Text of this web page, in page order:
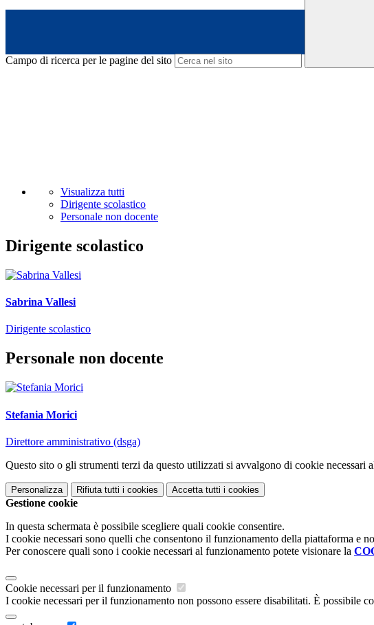
Campo di ricerca per le pagine del sito
Visualizza tutti
Dirigente scolastico
Personale non docente
Dirigente scolastico
Sabrina Vallesi
Dirigente scolastico
Personale non docente
Stefania Morici
Direttore amministrativo (dsga)
Questo sito o gli strumenti terzi da questo utilizzati si avvalgono di cookie
Personalizza Rifiuta tutti i cookies Accetta tutti i cookies
Gestione cookie
In questa schermata è possibile scegliere quali cookie consentire.
I cookie necessari sono quelli che consentono il funzionamento della piattaforma e
Per conoscere quali sono i cookie necessari al funzionamento potete visionare la
Cookie necessari per il funzionamento
I cookie necessari per il funzionamento non possono essere disabilitati. È possibile